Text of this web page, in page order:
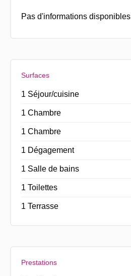
Pas d'informations disponibles
Surfaces
1 Séjour/cuisine
1 Chambre
1 Chambre
1 Dégagement
1 Salle de bains
1 Toilettes
1 Terrasse
Prestations